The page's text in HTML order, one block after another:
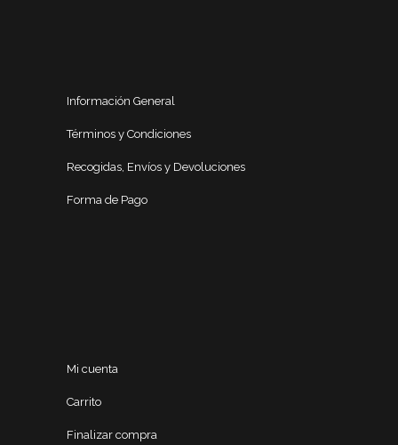
Información General
Términos y Condiciones
Recogidas, Envíos y Devoluciones
Forma de Pago
Mi cuenta
Carrito
Finalizar compra